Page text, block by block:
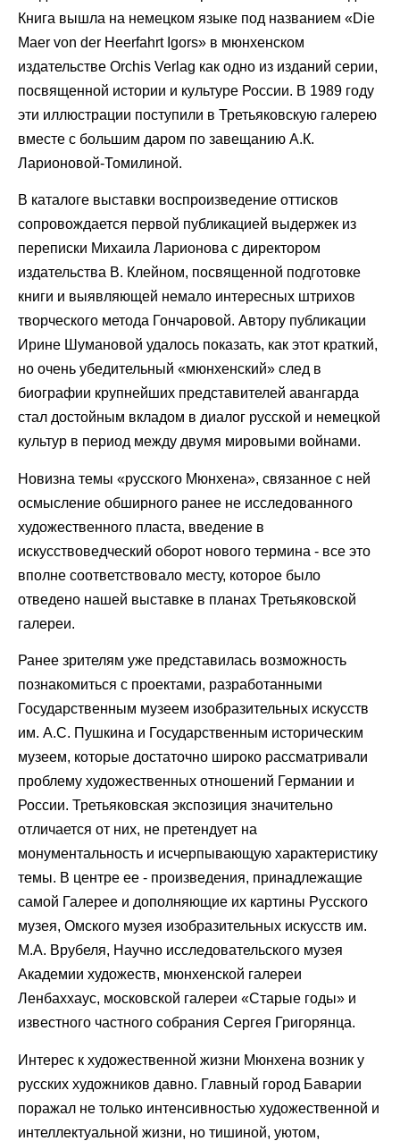
Книга вышла на немецком языке под названием «Die
Maer von der Heerfahrt Igors» в мюнхенском
издательстве Orchis Verlag как одно из изданий серии,
посвященной истории и культуре России. В 1989 году
эти иллюстрации поступили в Третьяковскую галерею
вместе с большим даром по завещанию А.К.
Ларионовой-Томилиной.
В каталоге выставки воспроизведение оттисков
сопровождается первой публикацией выдержек из
переписки Михаила Ларионова с директором
издательства В. Клейном, посвященной подготовке
книги и выявляющей немало интересных штрихов
творческого метода Гончаровой. Автору публикации
Ирине Шумановой удалось показать, как этот краткий,
но очень убедительный «мюнхенский» след в
биографии крупнейших представителей авангарда
стал достойным вкладом в диалог русской и немецкой
культур в период между двумя мировыми войнами.
Новизна темы «русского Мюнхена», связанное с ней
осмысление обширного ранее не исследованного
художественного пласта, введение в
искусствоведческий оборот нового термина - все это
вполне соответствовало месту, которое было
отведено нашей выставке в планах Третьяковской
галереи.
Ранее зрителям уже представилась возможность
познакомиться с проектами, разработанными
Государственным музеем изобразительных искусств
им. А.С. Пушкина и Государственным историческим
музеем, которые достаточно широко рассматривали
проблему художественных отношений Германии и
России. Третьяковская экспозиция значительно
отличается от них, не претендует на
монументальность и исчерпывающую характеристику
темы. В центре ее - произведения, принадлежащие
самой Галерее и дополняющие их картины Русского
музея, Омского музея изобразительных искусств им.
М.А. Врубеля, Научно исследовательского музея
Академии художеств, мюнхенской галереи
Ленбаххаус, московской галереи «Старые годы» и
известного частного собрания Сергея Григорянца.
Интерес к художественной жизни Мюнхена возник у
русских художников давно. Главный город Баварии
поражал не только интенсивностью художественной и
интеллектуальной жизни, но тишиной, уютом,